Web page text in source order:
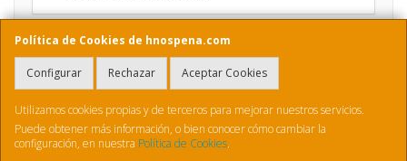
Política de Cookies de hnospena.com
Configurar Rechazar Aceptar Cookies
Utilizamos cookies propias y de terceros para mejorar nuestros servicios.
Puede obtener más información, o bien conocer cómo cambiar la
configuración, en nuestra Política de Cookies.
Horario
9:00 a 14:00 y de 16:00 A 20:00
, , , , España. - C.I.F.: B70410436 - Tfno: